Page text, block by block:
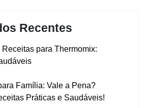
Recentes
para Thermomix:
Família: Vale a Pena?
Práticas e Saudáveis!